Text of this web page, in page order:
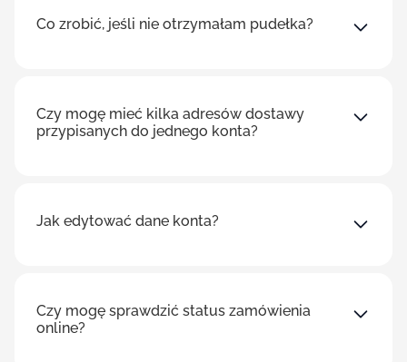
Co zrobić, jeśli nie otrzymałam pudełka?
Czy mogę mieć kilka adresów dostawy
przypisanych do jednego konta?
Jak edytować dane konta?
Czy mogę sprawdzić status zamówienia
online?